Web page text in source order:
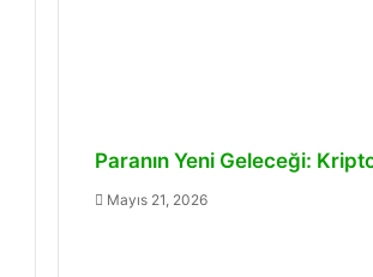
Paranın Yeni Geleceği:
Mayıs 21, 2026